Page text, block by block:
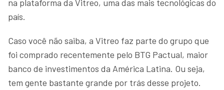
na plataforma da Vitreo, uma das mais tecnológicas do
país.
Caso você não saiba, a Vitreo faz parte do grupo que
foi comprado recentemente pelo BTG Pactual, maior
banco de investimentos da América Latina. Ou seja,
tem gente bastante grande por trás desse projeto.